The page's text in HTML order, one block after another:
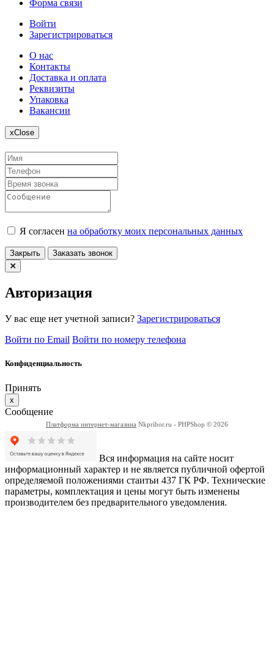
Форма связи
Войти
Зарегистрироваться
О нас
Контакты
Доставка и оплата
Реквизиты
Упаковка
Вакансии
xClose
Я согласен на обработку моих персональных данных
Закрыть Заказать звонок
Авторизация
У вас еще нет учетной записи? Зарегистрироваться
Войти по Email Войти по номеру телефона
Конфиденциальность
Принять
x
Сообщение
Платформа интернет-магазина Nkpribor.ru - PHPShop © 2026
Вся информация на сайте носит
информационный характер и не является публичной офертой
определяемой положениями стаитьи 437 ГК РФ. Технические
параметры, комплектация и цены могут быть изменены
производителем без предварительного уведомления.